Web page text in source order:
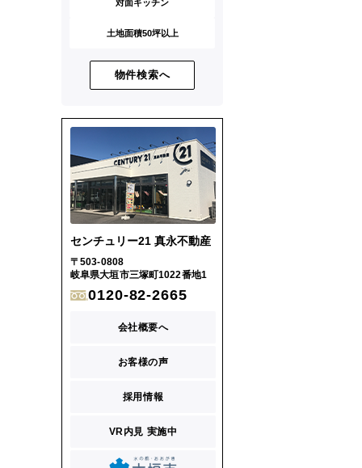
対面キッチン
土地面積50坪以上
物件検索へ
センチュリー21 真永不動産
〒503-0808
岐阜県大垣市三塚町1022番地1
0120-82-2665
会社概要へ
お客様の声
採用情報
VR内見 実施中